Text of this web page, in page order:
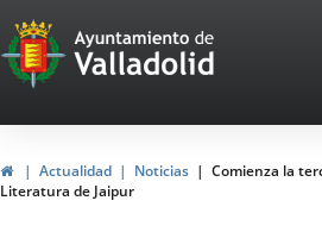
Portal
Web
del
Ayuntamiento
de
HomeActualidad Noticias
Comienza la
Literatura de Jaipur